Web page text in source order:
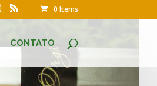
0 Items
CONTATO